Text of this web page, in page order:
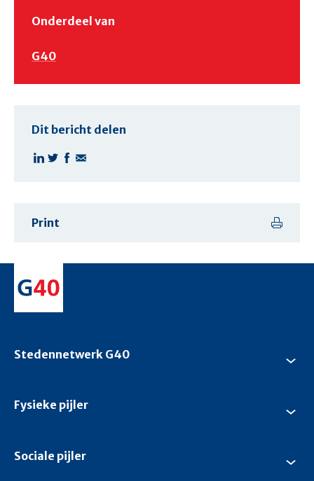
Onderdeel van
G40
Dit bericht delen
Print
Stedennetwerk G40
Fysieke pijler
Sociale pijler